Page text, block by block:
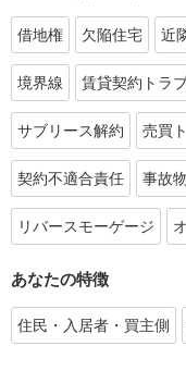
借地権 欠陥住宅 近
境界線 賃貸契約トラ
サブリース解約 売買
契約不適合責任 事故
リバースモーゲージ
あなたの特徴
住民・入居者・買主側